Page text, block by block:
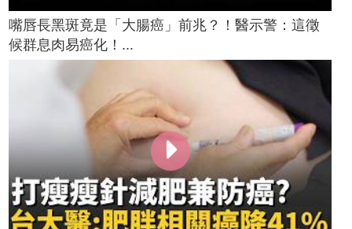
嘴唇長黑斑竟是「大腸癌」前兆？！醫示警：這徵
候群息肉易癌化！...